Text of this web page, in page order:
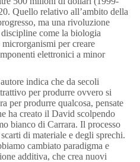
Quello relativo all’ambito della
ma una rivoluzione
come la biologia
per creare
elettronici a minor
indica che da secoli
per produrre ovvero si
per produrre qualcosa, pensate
ha creato il David scolpendo
bianco di Carrara. Il processo
di materiale e degli sprechi.
cambiato paradigma e
additiva, che crea nuovi